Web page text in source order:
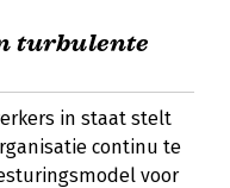
turbulente
in staat stelt
continu te
voor